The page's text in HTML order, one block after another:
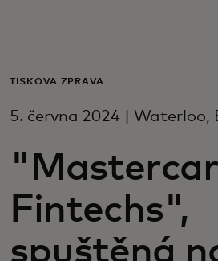
Pro firmy
Pro inovátory
Novinky a trendy
TISKOVÁ ZPRÁVA
5. června 2024 | Waterloo,
Fintechs",
spuštěná